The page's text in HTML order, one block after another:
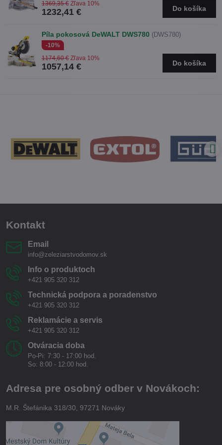
1232,41 €
1369,35 € Zľava 10%
Do košíka
Píla pokosová DeWALT DWS780 (DWS780)
-10%
1057,14 €
1174,60 € Zľava 10%
Do košíka
Kontakt
Email
info@zeleziarstvodomov.sk
Info o produktoch
+421 905 320 312
Technická podpora a poradenstvo
+421 905 320 312
Reklamácie a servis
+421 905 320 312
Otváracia doba
Po-Pi: 7:30 - 17:00 hod.
So: 8:00 - 12:00 hod.
Adresa pre osobný odber v Novákoch:
M.R. Štefánika 318/30, 97271 Nováky